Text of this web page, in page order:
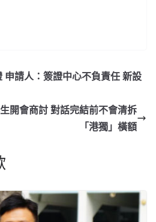
申請人：簽證中心不負責任 新設
開會商討 對話完結前不會清拆
「港獨」橫額